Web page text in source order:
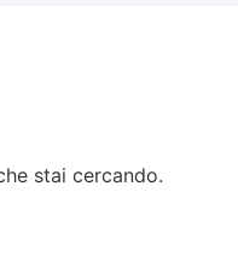
stai cercando.